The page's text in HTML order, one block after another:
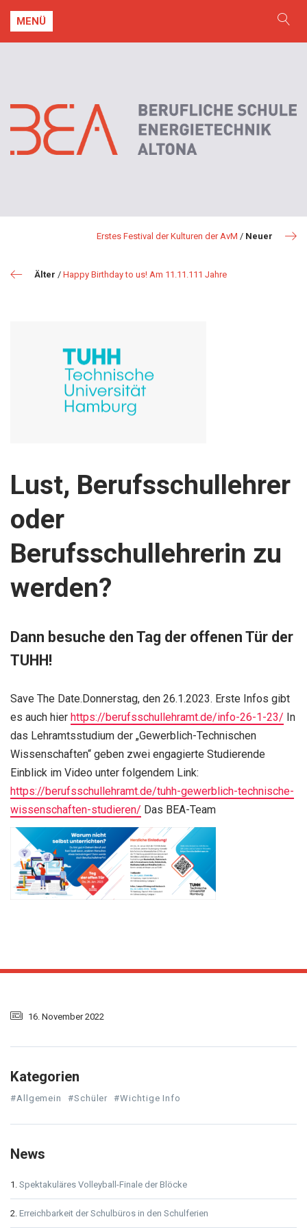
MENÜ
Erstes Festival der Kulturen der AvM / Neuer
Älter / Happy Birthday to us! Am 11.11.111 Jahre
Lust, Berufsschullehrer
oder
Berufsschullehrerin zu
werden?
Dann besuche den Tag der offenen Tür der
TUHH!
Save The Date.Donnerstag, den 26.1.2023. Erste Infos gibt
es auch hier https://berufsschullehramt.de/info-26-1-23/ In
das Lehramtsstudium der „Gewerblich-Technischen
Wissenschaften“ geben zwei engagierte Studierende
Einblick im Video unter folgendem Link:
https://berufsschullehramt.de/tuhh-gewerblich-technische-
wissenschaften-studieren/ Das BEA-Team
16. November 2022
Kategorien
#Allgemein #Schüler #Wichtige Info
News
Spektakuläres Volleyball-Finale der Blöcke
Erreichbarkeit der Schulbüros in den Schulferien